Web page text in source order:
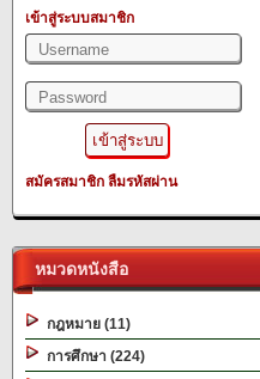
เข้าสู่ระบบสมาชิก
สมัครสมาชิก ลืมรหัสผ่าน
หมวดหนังสือ
กฎหมาย (11)
การศึกษา (224)